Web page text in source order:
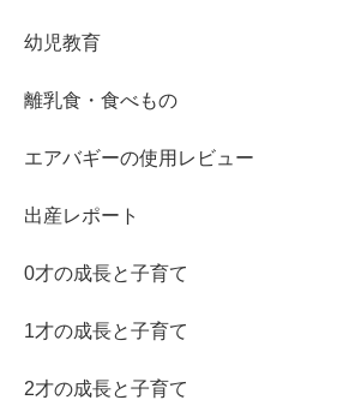
幼児教育
離乳食・食べもの
エアバギーの使用レビュー
出産レポート
0才の成長と子育て
1才の成長と子育て
2才の成長と子育て